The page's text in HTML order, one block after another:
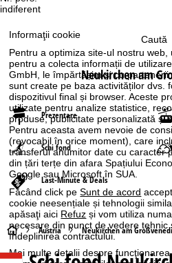
Informaţii cookie
Pentru a optimiza site-ul nostru
pentru a colecta informații de
GmbH, le împărtășim și cu
sunt create pe baza activităților dvs.
dispozitivul final și browser. Aceste
utilizate pentru analize statistice,
produse, publicitate personalizată și
Pentru aceasta avem nevoie de
(revocabil în orice moment), care
transferul anumitor date cu caracter
din țări terțe din afara Spațiului
Google sau Microsoft în SUA.
Făcând click peSunt de acord
cookie neesențiale și tehnologii
apăsaţi aici Refuz și vom utiliza
necesare din punct de vedere tehnic
îndeplinirea contractului.
Mai multe detalii despre
indiferent
Caută
Neukirchen am
Prezentare
Schi fond
Last-Minute & Deals
A
c
Austria Neukirchen am